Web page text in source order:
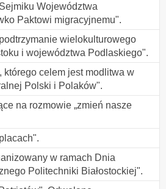
Województwa
Paktowi migracyjnemu".
wielokulturowego
i województwa Podlaskiego".
którego celem jest modlitwa w
Polski i Polaków".
na rozmowie „zmień nasze
w ramach Dnia
Politechniki Białostockiej".